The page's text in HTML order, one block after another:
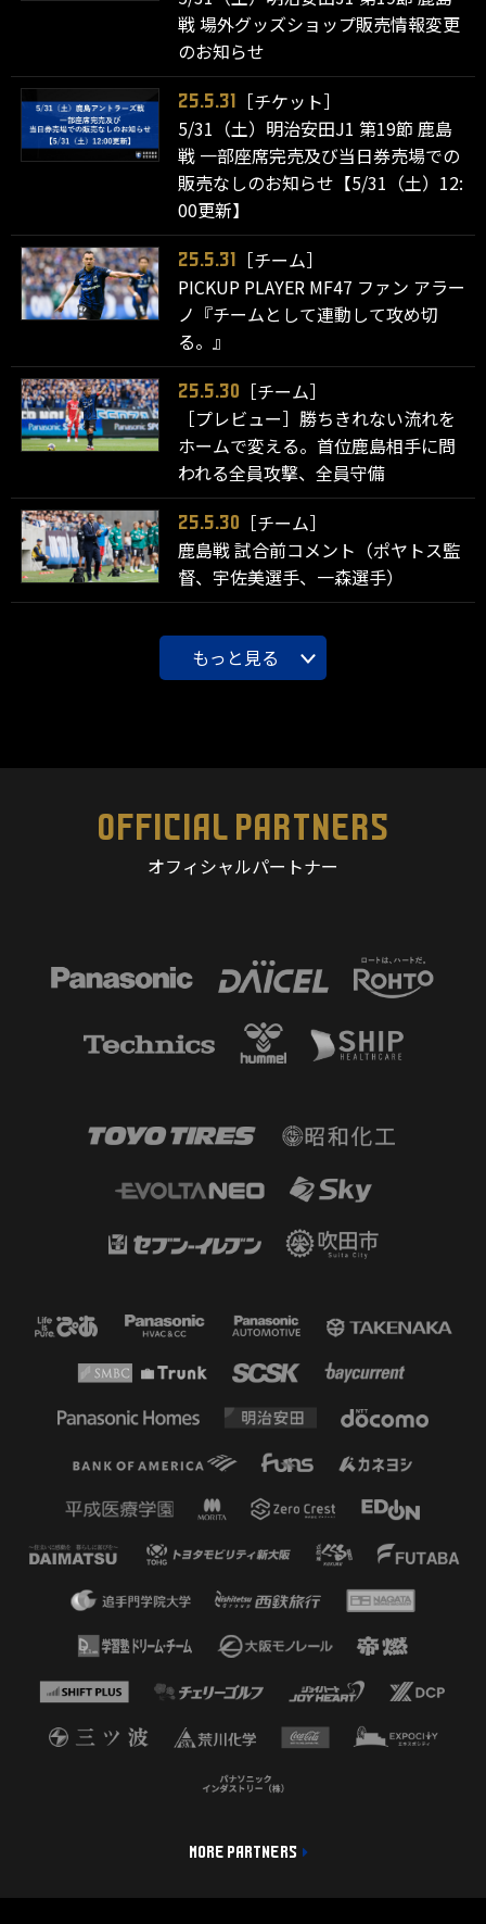
戦 場外グッズショップ販売情報変更
のお知らせ
25.5.31
［チケット］
5/31（土）明治安田J1 第19節 鹿島
戦 一部座席完売及び当日券売場での
販売なしのお知らせ【5/31（土）12:
00更新】
25.5.31
［チーム］
PICKUP PLAYER MF47 ファン アラー
ノ『チームとして連動して攻め切
る。』
25.5.30
［チーム］
［プレビュー］勝ちきれない流れを
ホームで変える。首位鹿島相手に問
われる全員攻撃、全員守備
25.5.30
［チーム］
鹿島戦 試合前コメント（ポヤトス監
督、宇佐美選手、一森選手）
もっと見る
OFFICIAL PARTNERS
オフィシャルパートナー
MORE PARTNERS